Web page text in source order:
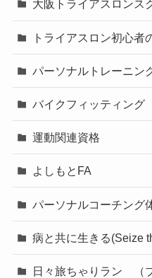
大阪トライアスロンス
トライアスロン初心者
パーソナルトレーニン
バイクフィッティング
運動関連資格
よしもとFA
パーソナルコーチング
病と共に生きる(Seize
日々旅ちゃりラン （